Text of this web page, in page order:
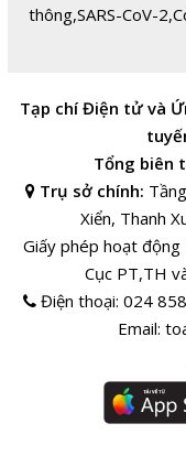
thông,SARS-CoV-2,
Tạp chí Điện tử và
Tổng biên
Trụ sở chính:
Xiển, Thanh
Giấy phép hoạt
Cục PT,TH
Điện thoại:024
Email: